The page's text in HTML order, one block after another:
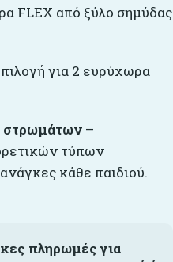
FLEX από ξύλο σημύδας
για 2 ευρύχωρα
στρωμάτων –
τύπων
κάθε παιδιού.
πληρωμές για